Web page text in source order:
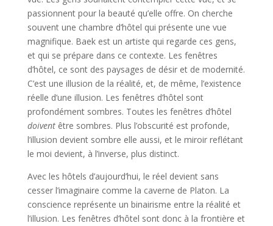
passionnent pour la beauté qu’elle offre. On cherche
souvent une chambre d’hôtel qui présente une vue
magnifique. Baek est un artiste qui regarde ces gens,
et qui se prépare dans ce contexte. Les fenêtres
d’hôtel, ce sont des paysages de désir et de modernité.
C’est une illusion de la réalité, et, de même, l’existence
réelle d’une illusion. Les fenêtres d’hôtel sont
profondément sombres. Toutes les fenêtres d’hôtel
doivent être sombres. Plus l’obscurité est profonde,
l’illusion devient sombre elle aussi, et le miroir reflétant
le moi devient, à l’inverse, plus distinct.
Avec les hôtels d’aujourd’hui, le réel devient sans
cesser l’imaginaire comme la caverne de Platon. La
conscience représente un binairisme entre la réalité et
l’illusion. Les fenêtres d’hôtel sont donc à la frontière et